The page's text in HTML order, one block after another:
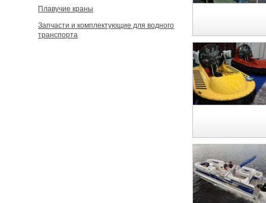
Плавучие краны
Запчасти и комплектующие для водного
транспорта